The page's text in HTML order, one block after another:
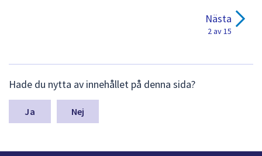
Nästa
2 av 15
ä
m
a
y
Hade du nytta av innehållet på denna sida?
Nej